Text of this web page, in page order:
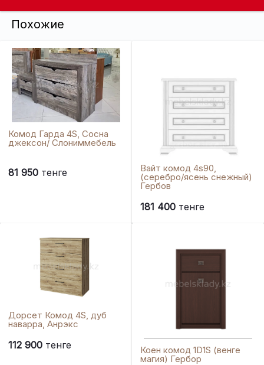
Похожие
Комод Гарда 4S, Сосна
джексон/ Слониммебель
81 950 тенге Вайт комод 4s90,
(серебро/ясень снежный)
Гербов
181 400 тенге
Дорсет Комод 4S, дуб
наварра, Анрэкс
112 900 тенге Коен комод 1D1S (венге
магия) Гербор